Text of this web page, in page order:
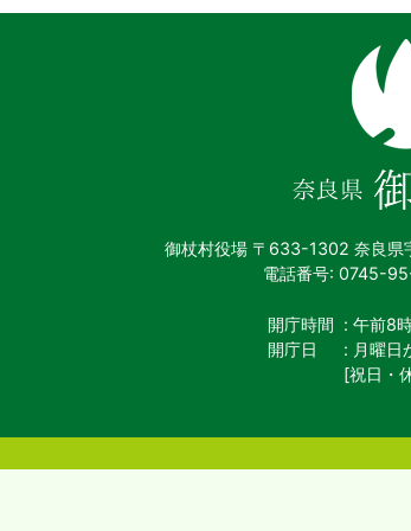
村
御杖村役場 〒633-1302 奈良県
電話番号: 0745-
開庁時間 : 午前8
開庁日
: 月曜日
[祝日・